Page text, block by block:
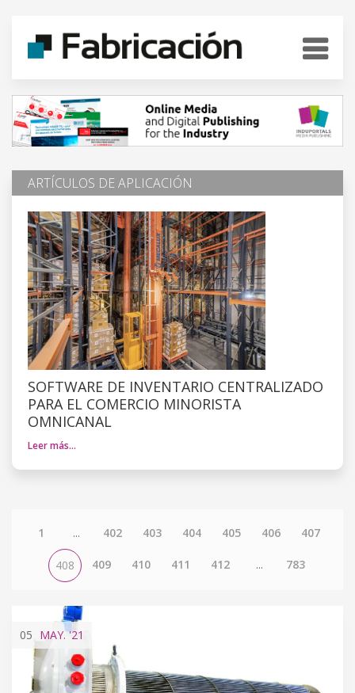
ARTÍCULOS DE APLICACIÓN
SOFTWARE DE INVENTARIO CENTRALIZADO
PARA EL COMERCIO MINORISTA
OMNICANAL
Leer más…
1 ... 402 403 404 405 406 407
408 409 410 411 412 ... 783
05 MAY.'21